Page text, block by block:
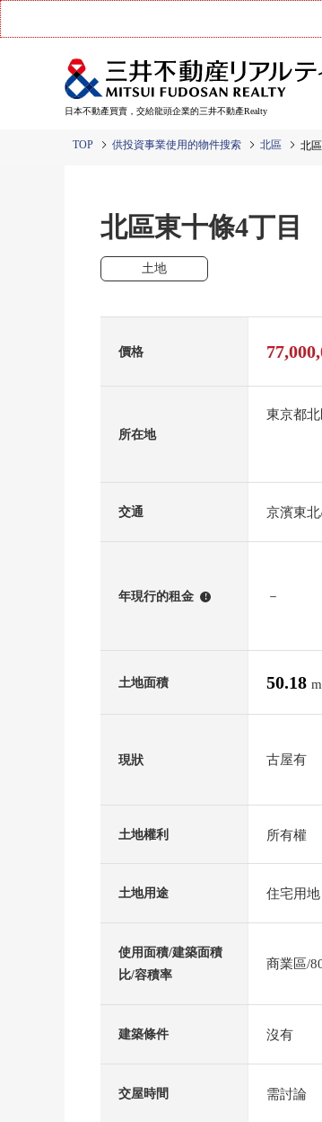
日本不動產買賣，交給龍頭企業的三井不動產Realty
TOP 供投資事業使用的物件搜索 北區 北
北區東十條4丁目
土地
價格
所在地
東京都
交通 京濱東
年現行的租金 ! －
土地面積 50.18
現狀 古屋有
土地權利 所有權
土地用途 住宅用地
使用面積/建築面積
比/容積率
商業區/
建築條件 沒有
交屋時間 需討論